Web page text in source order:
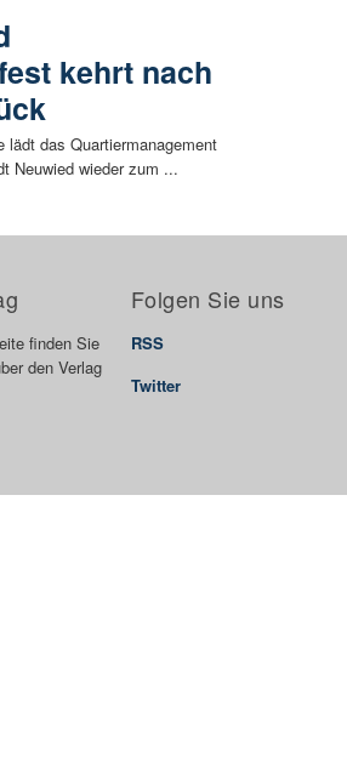
kehrt nach
lädt das Quartiermanagement
Neuwied wieder zum ...
finden Sie
den Verlag
Folgen Sie uns
RSS
Twitter